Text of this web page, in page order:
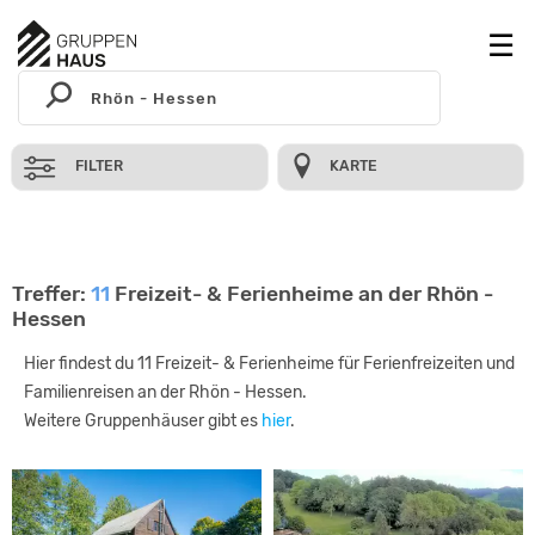
FILTER KARTE
Treffer: 11 Freizeit- & Ferienheime an der Rhön -
Hessen
Hier findest du 11 Freizeit- & Ferienheime für Ferienfreizeiten und
Familienreisen an der Rhön - Hessen.
Weitere Gruppenhäuser gibt es hier.